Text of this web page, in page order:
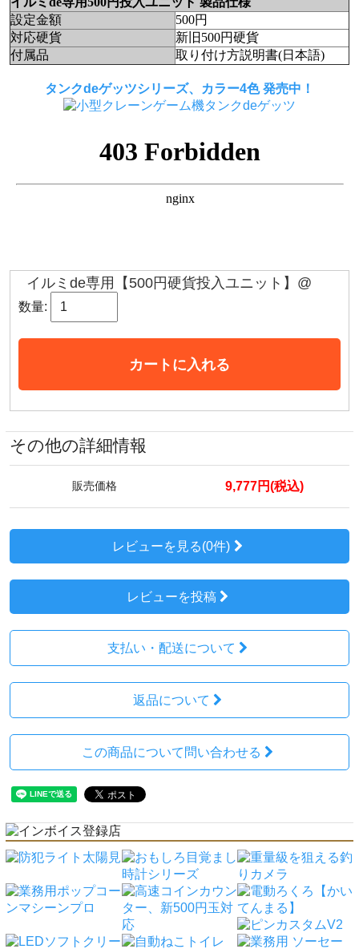
設定金額
500円
対応硬貨
新旧500円硬貨
付属品
取り付け方説明書(日本語)
タンクdeゲッツシリーズ、カラー4色 発売中！
イルミde専用【500円硬貨投入ユニット】@
数量:
カートに入れる
その他の詳細情報
販売価格 9,777円(税込)
レビューを見る(0件)
レビューを投稿
支払い・配送について
返品について
この商品について問い合わせる